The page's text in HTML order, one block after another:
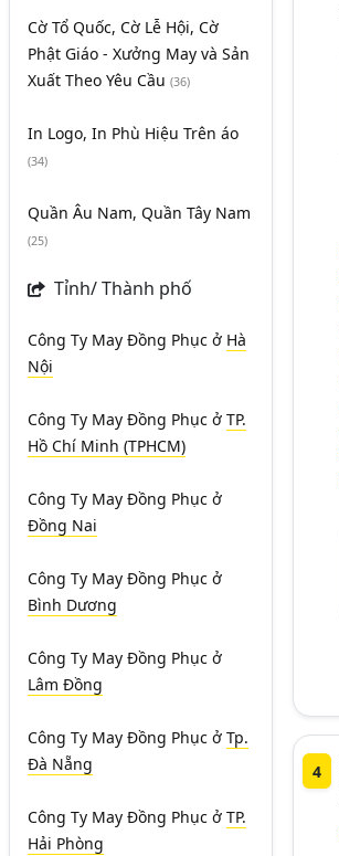
Cờ Tổ Quốc, Cờ Lễ Hội, Cờ
Phật Giáo - Xưởng May và Sản
Xuất Theo Yêu Cầu (36)
In Logo, In Phù Hiệu Trên áo
(34)
Quần Âu Nam, Quần Tây Nam
(25)
Tỉnh/ Thành phố
Công Ty May Đồng Phục ở Hà
Nội
Công Ty May Đồng Phục ở TP.
Hồ Chí Minh (TPHCM)
Công Ty May Đồng Phục ở
Đồng Nai
Công Ty May Đồng Phục ở
Bình Dương
Công Ty May Đồng Phục ở
Lâm Đồng
Công Ty May Đồng Phục ở Tp.
Đà Nẵng
Công Ty May Đồng Phục ở TP.
Hải Phòng
4